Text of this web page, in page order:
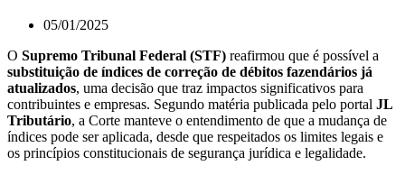
05/01/2025
O Supremo Tribunal Federal (STF) reafirmou que é possível a
substituição de índices de correção de débitos fazendários já
atualizados, uma decisão que traz impactos significativos para
contribuintes e empresas. Segundo matéria publicada pelo portal JL
Tributário, a Corte manteve o entendimento de que a mudança de
índices pode ser aplicada, desde que respeitados os limites legais e
os princípios constitucionais de segurança jurídica e legalidade.